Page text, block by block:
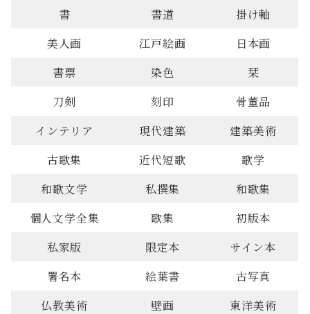
書
書道
掛け軸
美人画
江戸絵画
日本画
書票
染色
栞
刀剣
刻印
骨董品
インテリア
現代建築
建築美術
古歌集
近代短歌
歌学
和歌文学
私撰集
和歌集
個人文学全集
歌集
初版本
私家版
限定本
サイン本
署名本
絵葉書
古写真
仏教美術
壁画
東洋美術